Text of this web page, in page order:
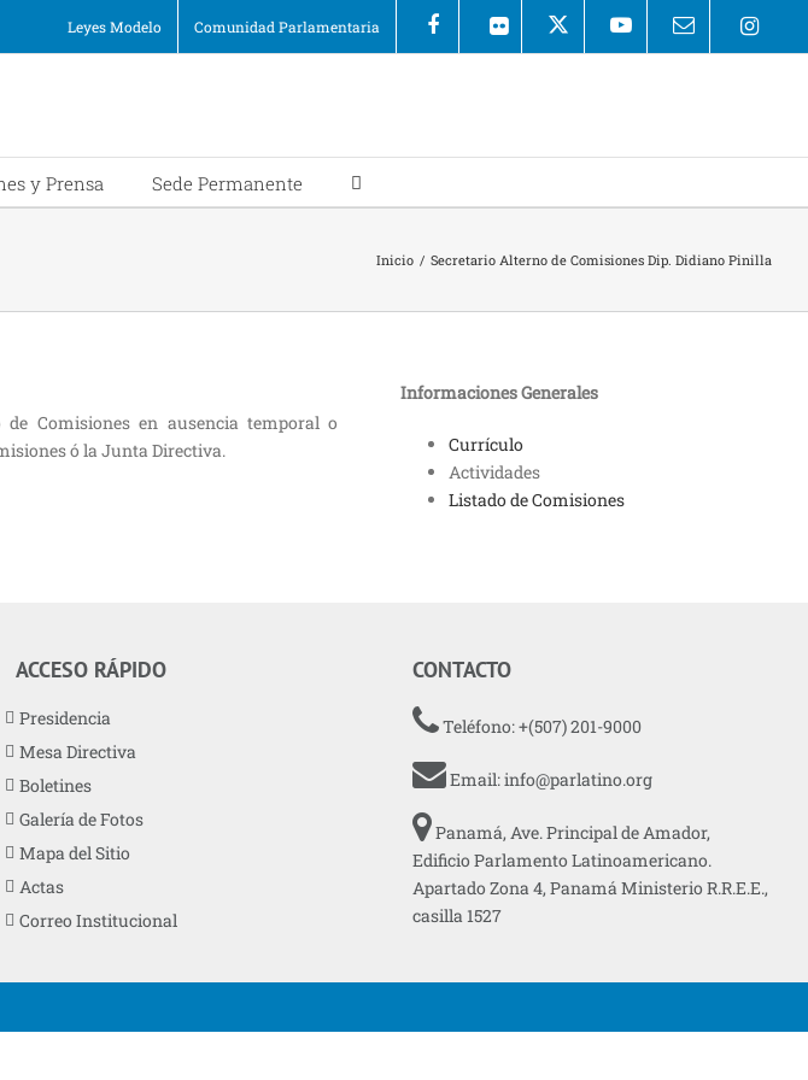
Leyes Modelo Comunidad Parlamentaria
y Prensa Sede Permanente
Inicio / Secretario Alterno de Comisiones Dip. Didiano Pinilla
de Comisiones en ausencia temporal o
ó la Junta Directiva.
Informaciones Generales
Currículo
Actividades
Listado de Comisiones
ACCESO RÁPIDO
Presidencia
Mesa Directiva
Boletines
Galería de Fotos
Mapa del Sitio
Actas
Correo Institucional
CONTACTO
Teléfono: +(507) 201-9000
Email:info@parlatino.org
Panamá, Ave. Principal de Amador,
Edificio Parlamento Latinoamericano.
Apartado Zona 4, Panamá Ministerio R.R.E.E.,
casilla 1527